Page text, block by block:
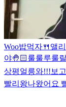
Woo밥먹자🍴 앨
야🤚🏻룰룰루룰
상평얼릉와!!!보
빨리왕나왔어요